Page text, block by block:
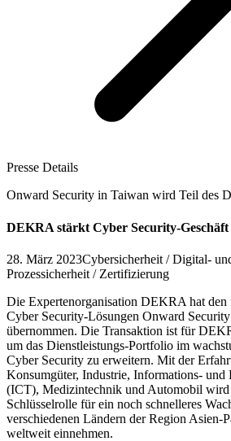
Presse Details
Onward Security in Taiwan wird Teil des
DEKRA stärkt Cyber Security-Geschäft
28. März 2023Cybersicherheit / Digital-
Prozessicherheit / Zertifizierung
Die Expertenorganisation DEKRA hat den
Cyber Security-Lösungen Onward
übernommen. Die Transaktion ist für
um das Dienstleistungs-Portfolio im
Cyber Security zu erweitern. Mit der
Konsumgüter, Industrie, Informations-
(ICT), Medizintechnik und Automobil
Schlüsselrolle für ein noch schnelleres
verschiedenen Ländern der Region Asien-
weltweit einnehmen.